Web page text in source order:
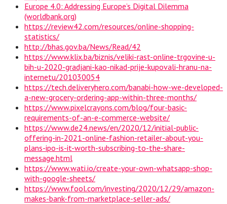
Europe 4.0: Addressing Europe’s Digital Dilemma
(worldbank.org)
https://review42.com/resources/online-shopping-
statistics/
http://bhas.gov.ba/News/Read/42
https://www.klix.ba/biznis/veliki-rast-online-trgovine-u-
bih-u-2020-gradjani-kao-nikad-prije-kupovali-hranu-na-
internetu/201030054
https://tech.deliveryhero.com/banabi-how-we-developed-
a-new-grocery-ordering-app-within-three-months/
https://www.pixelcrayons.com/blog/four-basic-
requirements-of-an-e-commerce-website/
https://www.de24.news/en/2020/12/initial-public-
offering-in-2021-online-fashion-retailer-about-you-
plans-ipo-is-it-worth-subscribing-to-the-share-
message.html
https://www.wati.io/create-your-own-whatsapp-shop-
with-google-sheets/
https://www.fool.com/investing/2020/12/29/amazon-
makes-bank-from-marketplace-seller-ads/